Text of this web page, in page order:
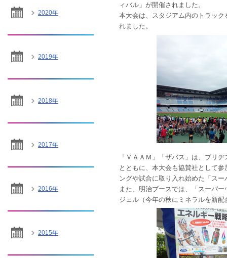
ィバル」が開催されました。
本大会は、スタジアム内のトラッ
れました。
「ＶＡＡＭ」「ザバス」は、ブリ
とともに、本大会も協賛社として
ングや試合に取り入れ始めた「ス
また、明治ブースでは、「スーパ
ジェル（今年の秋にミネラルを新
2020年
2019年
2018年
2017年
2016年
2015年